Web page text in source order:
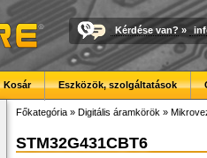
Kérdése van? »
Kosár Eszközök, szolgáltatások
Főkategória » Digitális áramkörök »
STM32G431CBT6